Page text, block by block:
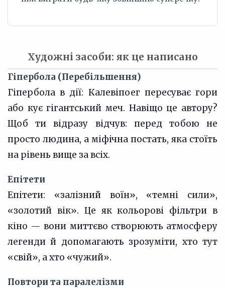
Художні засоби: як це написано
Гіпербола (Перебільшення)
Гіпербола в дії: Калевіпоег пересуває гори
або кує гігантський меч. Навіщо це автору?
Щоб ти відразу відчув: перед тобою не
просто людина, а міфічна постать, яка стоїть
на рівень вище за всіх.
Епітети
Епітети: «залізний воїн», «темні сили»,
«золотий вік». Це як кольорові фільтри в
кіно — вони миттєво створюють атмосферу
легенди й допомагають зрозуміти, хто тут
«свій», а хто «чужий».
Повтори та паралелізми